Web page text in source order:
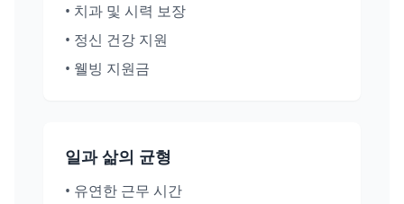
• 치과 및 시력 보장
• 정신 건강 지원
• 웰빙 지원금
일과 삶의 균형
• 유연한 근무 시간